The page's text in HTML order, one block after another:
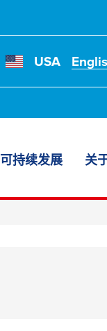
USA
可持续发展 关